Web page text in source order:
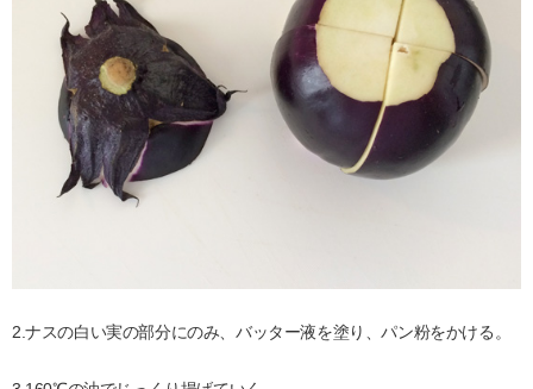
2.ナスの白い実の部分にのみ、バッター液を塗り、パン粉をかける。